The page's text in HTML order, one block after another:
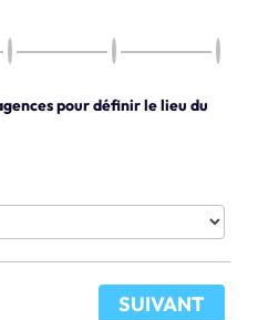
pour définir le lieu du
SUIVANT